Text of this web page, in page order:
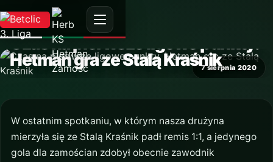
7 sierpnia 2020
AKTUALNOŚĆ
Czas na pierwsze ligowe punkty.
Hetman gra ze Stalą Kraśnik
W ostatnim spotkaniu, w którym nasza drużyna
mierzyła się ze Stalą Kraśnik padł remis 1:1, a jedynego
gola dla zamościan zdobył obecnie zawodnik